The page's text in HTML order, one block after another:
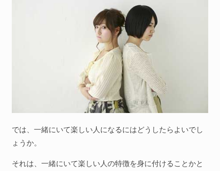
では、一緒にいて楽しい人になるにはどうしたらよいでし
ょうか。
それは、一緒にいて楽しい人の特徴を身に付けることかと